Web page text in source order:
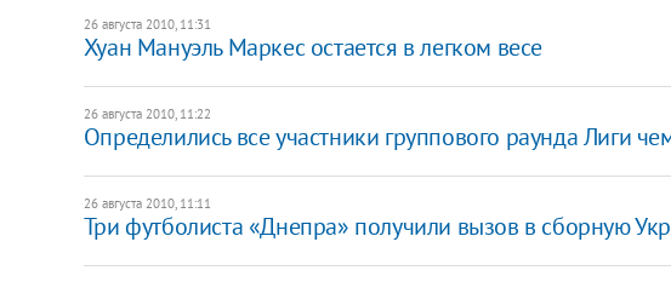
26 августа 2010, 11:31
Хуан Мануэль Маркес остается в легком весе
26 августа 2010, 11:22
Определились все участники группового раунда Лиги
26 августа 2010, 11:11
Три футболиста «Днепра» получили вызов в сборную